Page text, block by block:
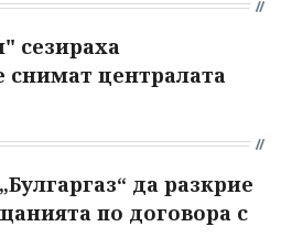
сезираха
снимат централата
да разкрие
по договора с